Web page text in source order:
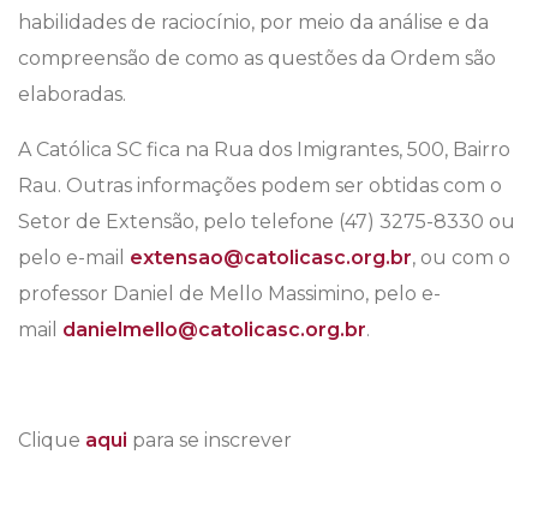
habilidades de raciocínio, por meio da análise e da
compreensão de como as questões da Ordem são
elaboradas.
A Católica SC fica na Rua dos Imigrantes, 500, Bairro
Rau. Outras informações podem ser obtidas com o
Setor de Extensão, pelo telefone (47) 3275-8330 ou
pelo e-mail extensao@catolicasc.org.br, ou com o
professor Daniel de Mello Massimino, pelo e-
mail danielmello@catolicasc.org.br.
Clique aqui para se inscrever